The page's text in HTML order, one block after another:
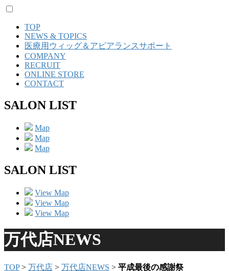
TOP
NEWS & TOPICS
医療用ウィッグ＆アピアランスサポート
COMPANY
RECRUIT
ONLINE STORE
CONTACT
SALON LIST
Map
Map
Map
SALON LIST
View Map
View Map
View Map
万代店NEWS
TOP> 万代店 > 万代店NEWS > 平成最後の感謝祭